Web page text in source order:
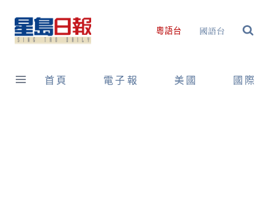
content
粵語台 國語台
首頁 電子報 美國 國際